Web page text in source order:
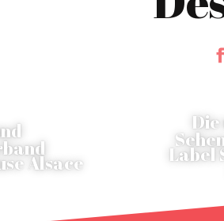
Alsace Label